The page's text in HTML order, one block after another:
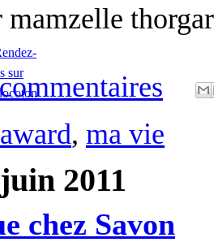
mamzelle
award, ma vie
2011
chez Savon